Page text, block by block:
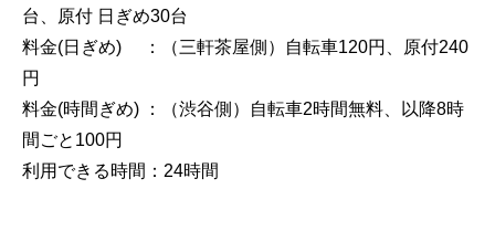
台、原付 日ぎめ30台
料金(日ぎめ) ：（三軒茶屋側）自転車120円、原付240
円
料金(時間ぎめ) ：（渋谷側）自転車2時間無料、以降8時
間ごと100円
利用できる時間：24時間